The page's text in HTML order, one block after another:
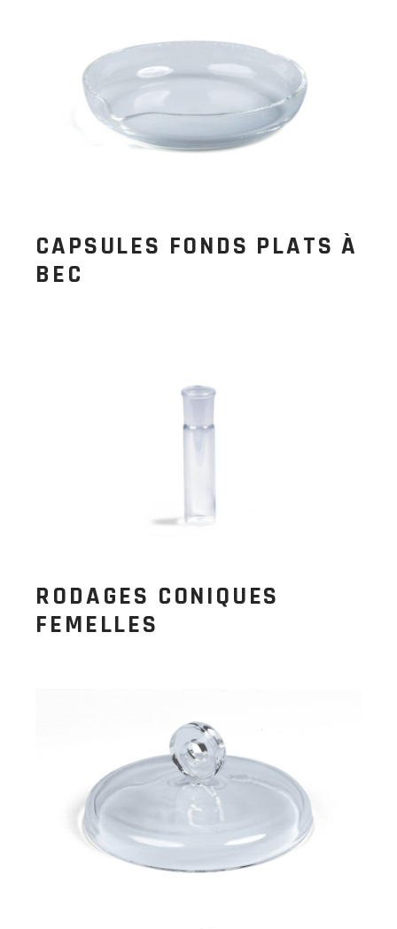
CAPSULES FONDS PLATS À
BEC
RODAGES CONIQUES
FEMELLES